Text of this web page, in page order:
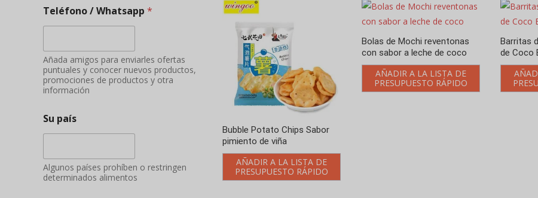
Bubble Potato Chips Sabor
pimiento de viña
AÑADIR A LA LISTA DE
PRESUPUESTO RÁPIDO
Bolas de Mochi reventonas
con sabor a leche de coco
AÑADIR A LA LISTA DE
PRESUPUESTO RÁPIDO
Barritas
de Coco
Teléfono / Whatsapp *
Añada amigos para enviarles ofertas
puntuales y conocer nuevos productos,
promociones de productos y otra
información
Su país
Algunos países prohíben o restringen
determinados alimentos